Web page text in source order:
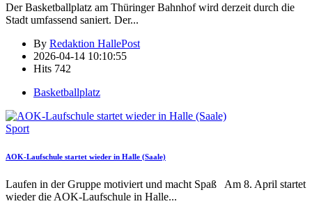
Der Basketballplatz am Thüringer Bahnhof wird derzeit durch die
Stadt umfassend saniert. Der...
By Redaktion HallePost
2026-04-14 10:10:55
Hits 742
Basketballplatz
Sport
AOK-Laufschule startet wieder in Halle (Saale)
Laufen in der Gruppe motiviert und macht Spaß Am 8. April startet
wieder die AOK-Laufschule in Halle...